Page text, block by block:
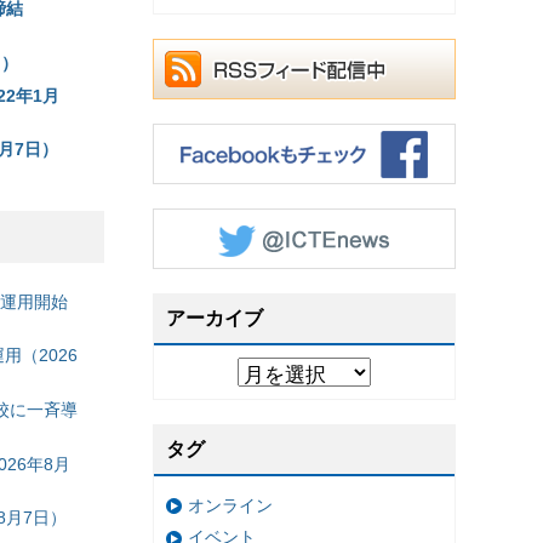
結
年1月
7日）
用開始
用（2026
に一斉導
年8月
7日）
アーカイブ
タグ
オンライン
イベント